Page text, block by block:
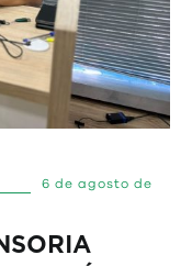
6 de agosto de